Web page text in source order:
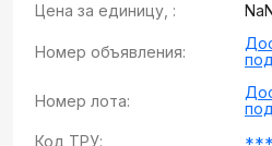
Цена за единицу, :
Номер объявления:
Номер лота:
Код ТРУ: